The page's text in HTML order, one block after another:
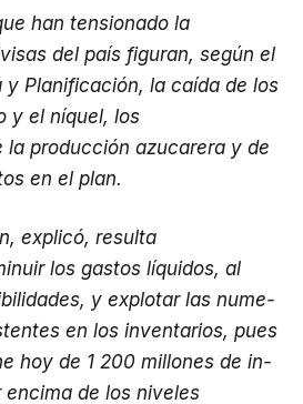
han tensionado la
del país figuran, según el
y Planifica­ción, la caída de los
y el níquel, los
la producción azucarera y de
en el plan.
explicó, resulta
los gastos líquidos, al
y explotar las nume­
en los inventarios, pues
hoy de 1 200 millones de in­
de los niveles